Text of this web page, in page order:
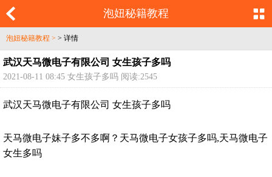
泡妞秘籍教程
泡妞秘籍教程 > > 详情
武汉天马微电子有限公司 女生孩子多吗
2021-08-11 08:45 女生孩子多吗 阅读:2545
武汉天马微电子有限公司 女生孩子多吗
天马微电子妹子多不多啊？天马微电子女孩子多吗,天马微电子
女生多吗